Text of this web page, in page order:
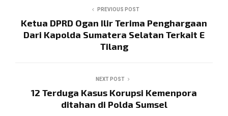
PREVIOUS POST
Ketua DPRD Ogan Ilir Terima Penghargaan
Dari Kapolda Sumatera Selatan Terkait E
Tilang
NEXT POST
12 Terduga Kasus Korupsi Kemenpora
ditahan di Polda Sumsel